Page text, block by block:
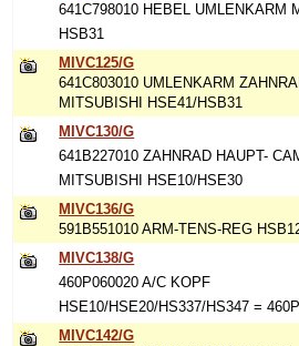
641C798010 HEBEL UMLENKARM
HSB31
MIVC125/G
641C803010 UMLENKARM
MITSUBISHI HSE41/HSB31
MIVC130/G
641B227010 ZAHNRAD HAUPT-
MITSUBISHI HSE10/HSE30
MIVC136/G
591B551010 ARM-TENS-REG
MIVC138/G
460P060020 A/C KOPF
HSE10/HSE20/HS337/HS347 =
MIVC142/G